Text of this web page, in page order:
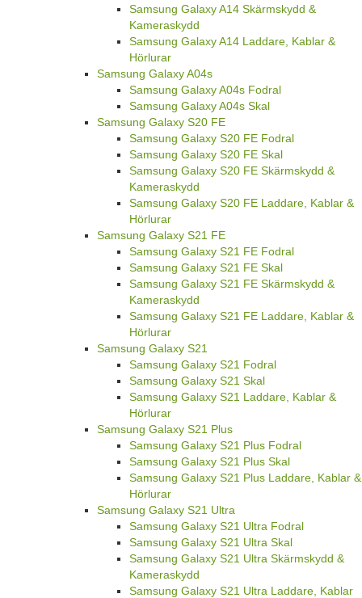
Samsung Galaxy A14 Skärmskydd &
Kameraskydd
Samsung Galaxy A14 Laddare, Kablar &
Hörlurar
Samsung Galaxy A04s
Samsung Galaxy A04s Fodral
Samsung Galaxy A04s Skal
Samsung Galaxy S20 FE
Samsung Galaxy S20 FE Fodral
Samsung Galaxy S20 FE Skal
Samsung Galaxy S20 FE Skärmskydd &
Kameraskydd
Samsung Galaxy S20 FE Laddare, Kablar &
Hörlurar
Samsung Galaxy S21 FE
Samsung Galaxy S21 FE Fodral
Samsung Galaxy S21 FE Skal
Samsung Galaxy S21 FE Skärmskydd &
Kameraskydd
Samsung Galaxy S21 FE Laddare, Kablar &
Hörlurar
Samsung Galaxy S21
Samsung Galaxy S21 Fodral
Samsung Galaxy S21 Skal
Samsung Galaxy S21 Laddare, Kablar &
Hörlurar
Samsung Galaxy S21 Plus
Samsung Galaxy S21 Plus Fodral
Samsung Galaxy S21 Plus Skal
Samsung Galaxy S21 Plus Laddare, Kablar &
Hörlurar
Samsung Galaxy S21 Ultra
Samsung Galaxy S21 Ultra Fodral
Samsung Galaxy S21 Ultra Skal
Samsung Galaxy S21 Ultra Skärmskydd &
Kameraskydd
Samsung Galaxy S21 Ultra Laddare, Kablar